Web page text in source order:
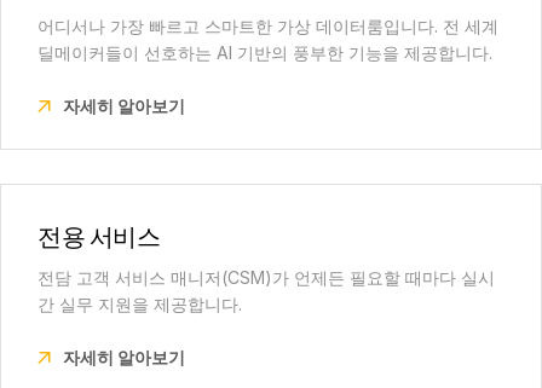
어디서나 가장 빠르고 스마트한 가상 데이터룸입니다. 전 세계
딜메이커들이 선호하는 AI 기반의 풍부한 기능을 제공합니다.
자세히 알아보기
전용 서비스
전담 고객 서비스 매니저(CSM)가 언제든 필요할 때마다 실시
간 실무 지원을 제공합니다.
자세히 알아보기